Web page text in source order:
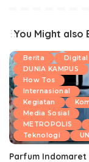
You Might also
Berita
Digital
DUNIA KAMPUS
How Tos
Internasional
Kegiatan
Media Sosial
METROPOLIS
Teknologi
Parfum Indomaret